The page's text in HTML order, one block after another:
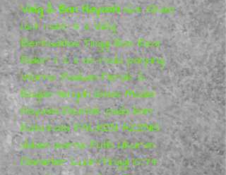
Velg & Ban Hayashi1:64 Skala
1:64 1 set, 4 x Velg
Berkualitas Tinggi Ban Real
Rider + 2 x as roda panjang
Warna: Paduan Perak &
Bagian tengah Emas Model:
Hayashi Dicetak pada ban:
Kata-kata FALKEN AZENIS
dalam warna Putih Ukuran:
Diameter Luar/Tinggi 10,74